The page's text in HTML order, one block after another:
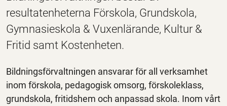
resultatenheterna Förskola, Grundskola,
Gymnasieskola & Vuxenlärande, Kultur &
Fritid samt Kostenheten.
Bildningsförvaltningen ansvarar för all verksamhet
inom förskola, pedagogisk omsorg, förskoleklass,
grundskola, fritidshem och anpassad skola. Inom vårt